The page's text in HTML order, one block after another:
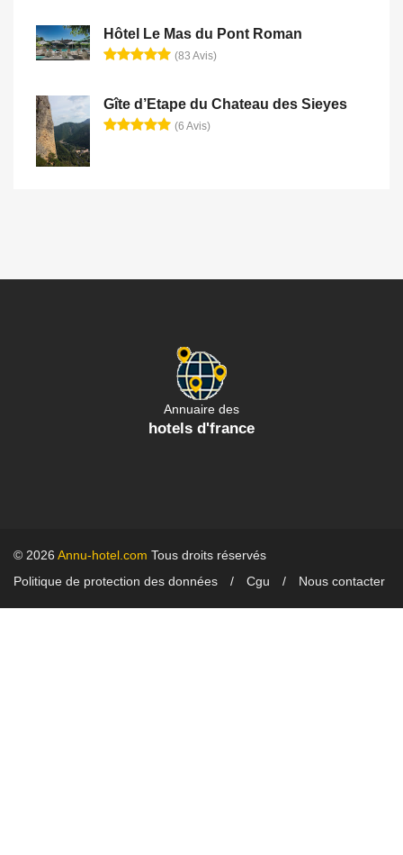
Hôtel Le Mas du Pont Roman
(83 Avis)
Gîte d’Etape du Chateau des Sieyes
(6 Avis)
Annuaire des
hotels d'france
© 2026 Annu-hotel.com Tous droits réservés
Politique de protection des données
Cgu Nous contacter